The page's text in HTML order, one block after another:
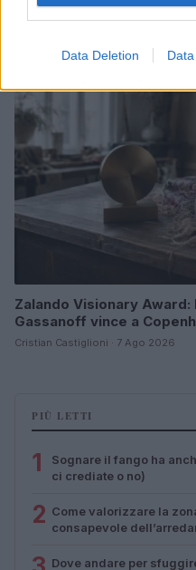
Data Deletion
Cristian Castiglioni · 8 Ago 2026
LIFESTYLE
Zalando Visionary Award:
Gassanoff vince a
Cristian Castiglioni · 7 Ago 2026
PIÙ LETTI
1
Sognare il fango ha
ci crediate o no)
2 Come valorizzare la
consapevole
Dove andare per